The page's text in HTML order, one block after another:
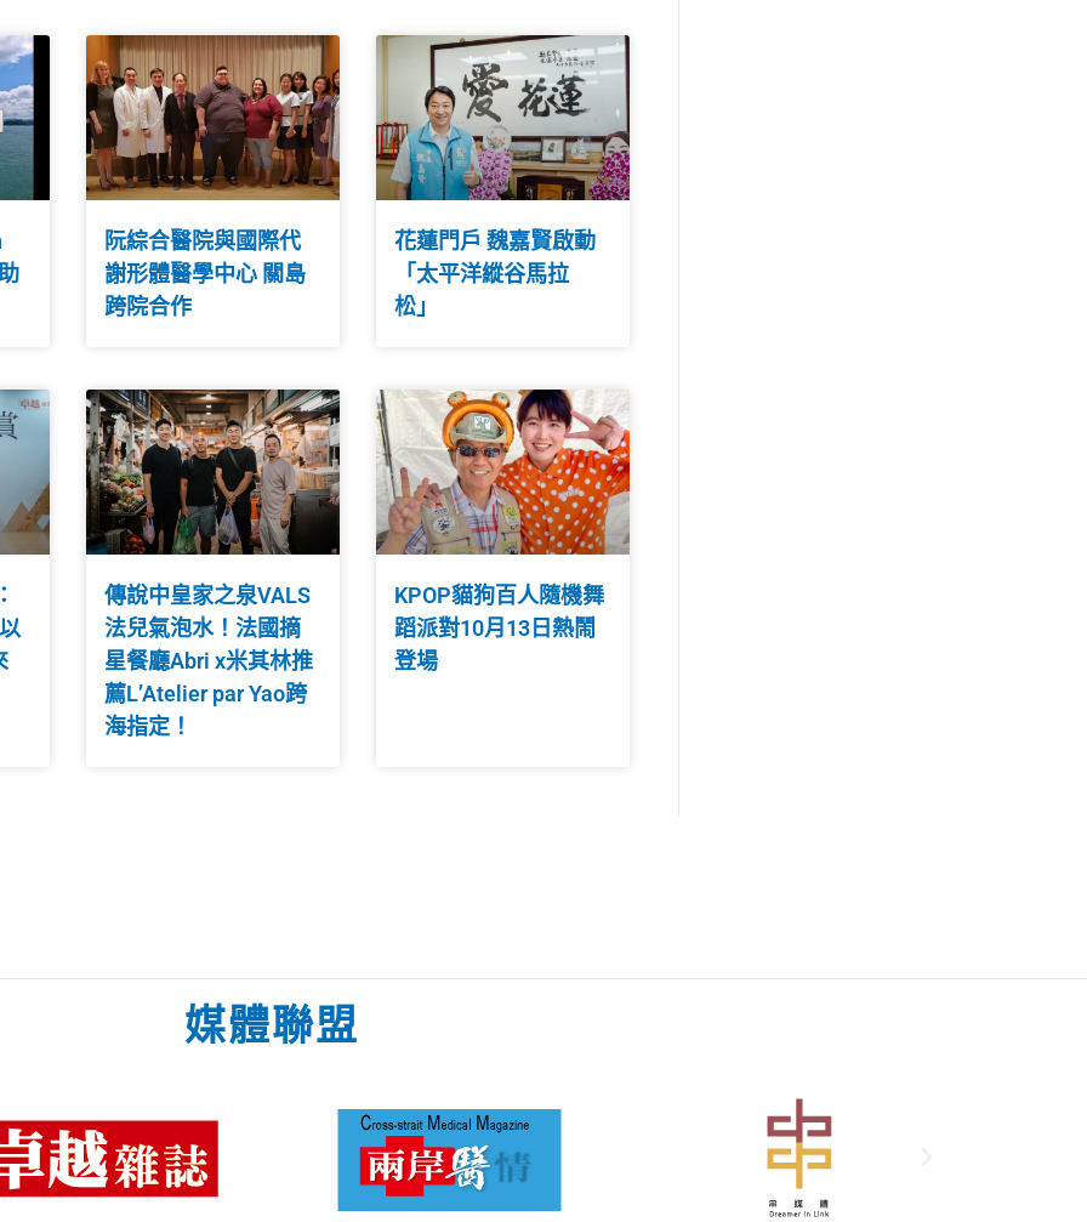
阮綜合醫院與國際代
謝形體醫學中心 關島
跨院合作
花蓮門戶 魏嘉賢啟動
「太平洋縱谷馬拉
松」
傳說中皇家之泉VALS
法兒氣泡水！法國摘
星餐廳Abri x米其林推
薦L’Atelier par Yao跨
海指定！
KPOP貓狗百人隨機舞
蹈派對10月13日熱鬧
登場
媒體聯盟